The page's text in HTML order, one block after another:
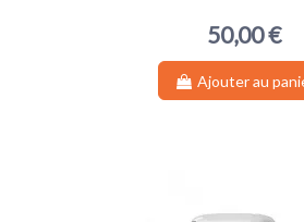
50,00 €
Ajouter au